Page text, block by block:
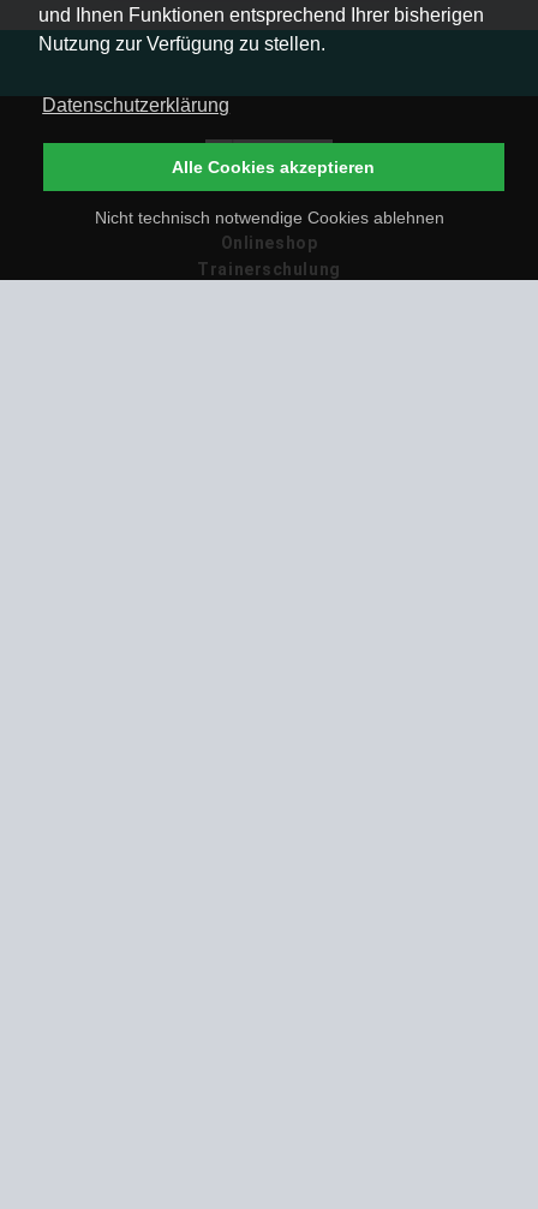
und Ihnen Funktionen entsprechend Ihrer bisherigen
Nutzung zur Verfügung zu stellen.
Datenschutzerklärung
Nicht technisch notwendige Cookies ablehnen
Alle Cookies akzeptieren
Onlineshop
Trainerschulung